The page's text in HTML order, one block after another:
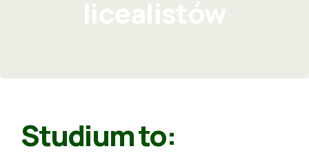
licealistów
Studium to: